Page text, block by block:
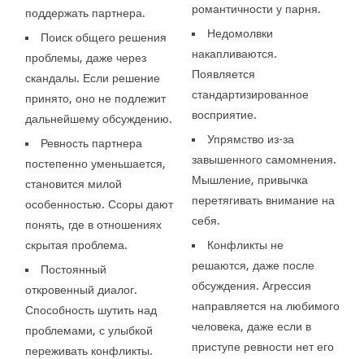
поддержать партнера.
Поиск общего решения
проблемы, даже через
скандалы. Если решение
принято, оно не подлежит
дальнейшему обсуждению.
Ревность партнера
постепенно уменьшается,
становится милой
особенностью. Ссоры дают
понять, где в отношениях
скрытая проблема.
Постоянный
откровенный диалог.
Способность шутить над
проблемами, с улыбкой
переживать конфликты.
романтичности у парня.
Недомолвки
накапливаются.
Появляется
стандартизированное
восприятие.
Упрямство из-за
завышенного самомнения.
Мышление, привычка
перетягивать внимание на
себя.
Конфликты не
решаются, даже после
обсуждения. Агрессия
направляется на любимого
человека, даже если в
приступе ревности нет его